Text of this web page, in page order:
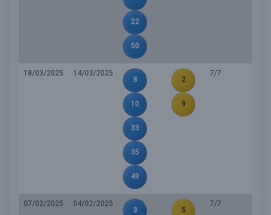
22
50
18/03/2025
14/03/2025
8
10
33
35
49
2
9
7/7
07/02/2025
04/02/2025
3
5
7/7